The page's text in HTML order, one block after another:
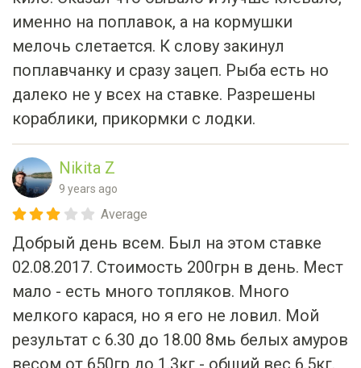
мелочь слетается. К слову закинул
поплавчанку и сразу зацеп. Рыба есть но
далеко не у всех на ставке. Разрешены
кораблики, прикормки с лодки.
Добрый день всем. Был на этом ставке
02.08.2017. Стоимость 200грн в день. Мест
мало - есть много топляков. Много
мелкого карася, но я его не ловил. Мой
результат с 6.30 до 18.00 8мь белых амуров
весом от 650гр до 1.3кг - общий вес 6.5кг.
Норма вылова 4кг на рыбака, поэтому